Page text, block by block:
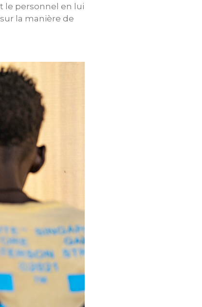
le personnel en lui
la manière de